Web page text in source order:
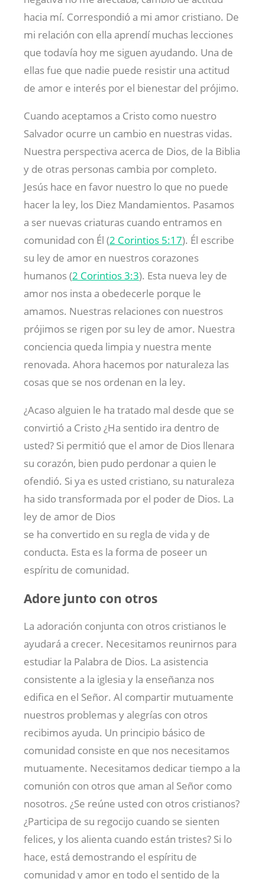
hacia mí. Correspondió a mi amor cristiano. De
mi relación con ella aprendí muchas lecciones
que todavía hoy me siguen ayudando. Una de
ellas fue que nadie puede resistir una actitud
de amor e interés por el bienestar del prójimo.
Cuando aceptamos a Cristo como nuestro
Salvador ocurre un cambio en nuestras vidas.
Nuestra perspectiva acerca de Dios, de la Biblia
y de otras personas cambia por completo.
Jesús hace en favor nuestro lo que no puede
hacer la ley, los Diez Mandamientos. Pasamos
a ser nuevas criaturas cuando entramos en
comunidad con Él (2 Corintios 5:17). Él escribe
su ley de amor en nuestros corazones
humanos (2 Corintios 3:3). Esta nueva ley de
amor nos insta a obedecerle porque le
amamos. Nuestras relaciones con nuestros
prójimos se rigen por su ley de amor. Nuestra
conciencia queda limpia y nuestra mente
renovada. Ahora hacemos por naturaleza las
cosas que se nos ordenan en la ley.
¿Acaso alguien le ha tratado mal desde que se
convirtió a Cristo ¿Ha sentido ira dentro de
usted? Si permitió que el amor de Dios llenara
su corazón, bien pudo perdonar a quien le
ofendió. Si ya es usted cristiano, su naturaleza
ha sido transformada por el poder de Dios. La
ley de amor de Dios
se ha convertido en su regla de vida y de
conducta. Esta es la forma de poseer un
espíritu de comunidad.
Adore junto con otros
La adoración conjunta con otros cristianos le
ayudará a crecer. Necesitamos reunirnos para
estudiar la Palabra de Dios. La asistencia
consistente a la iglesia y la enseñanza nos
edifica en el Señor. Al compartir mutuamente
nuestros problemas y alegrías con otros
recibimos ayuda. Un principio básico de
comunidad consiste en que nos necesitamos
mutuamente. Necesitamos dedicar tiempo a la
comunión con otros que aman al Señor como
nosotros. ¿Se reúne usted con otros cristianos?
¿Participa de su regocijo cuando se sienten
felices, y los alienta cuando están tristes? Si lo
hace, está demostrando el espíritu de
comunidad y amor en todo el sentido de la